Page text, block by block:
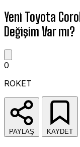
Yeni Toyota
Değişim Var mı?
0
ROKET
PAYLAŞ KAYDET